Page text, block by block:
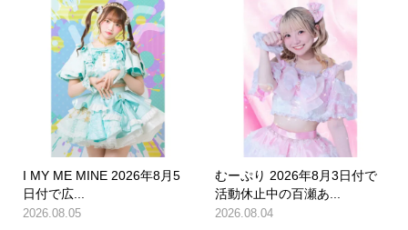
I MY ME MINE 2026年8月5
日付で広...
2026.08.05
むーぷり 2026年8月3日付で
活動休止中の百瀬あ...
2026.08.04